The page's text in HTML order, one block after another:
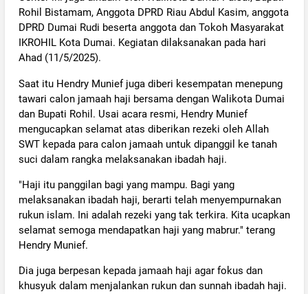
Rohil Bistamam, Anggota DPRD Riau Abdul Kasim, anggota
DPRD Dumai Rudi beserta anggota dan Tokoh Masyarakat
IKROHIL Kota Dumai. Kegiatan dilaksanakan pada hari
Ahad (11/5/2025).
Saat itu Hendry Munief juga diberi kesempatan menepung
tawari calon jamaah haji bersama dengan Walikota Dumai
dan Bupati Rohil. Usai acara resmi, Hendry Munief
mengucapkan selamat atas diberikan rezeki oleh Allah
SWT kepada para calon jamaah untuk dipanggil ke tanah
suci dalam rangka melaksanakan ibadah haji.
"Haji itu panggilan bagi yang mampu. Bagi yang
melaksanakan ibadah haji, berarti telah menyempurnakan
rukun islam. Ini adalah rezeki yang tak terkira. Kita ucapkan
selamat semoga mendapatkan haji yang mabrur." terang
Hendry Munief.
Dia juga berpesan kepada jamaah haji agar fokus dan
khusyuk dalam menjalankan rukun dan sunnah ibadah haji.